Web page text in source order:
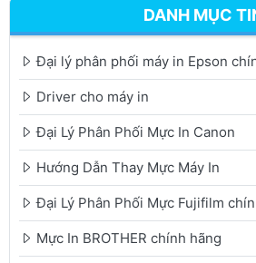
DANH MỤC
Đại lý phân phối máy in Epson
Driver cho máy in
Đại Lý Phân Phối Mực In Canon
Hướng Dẫn Thay Mực Máy In
Đại Lý Phân Phối Mực Fujifilm
Mực In BROTHER chính hãng